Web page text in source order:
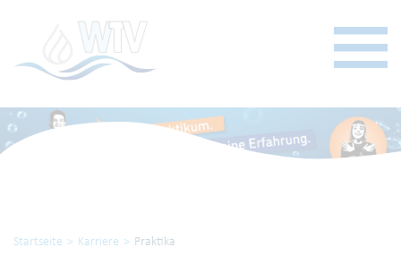
Startseite Karriere Praktika